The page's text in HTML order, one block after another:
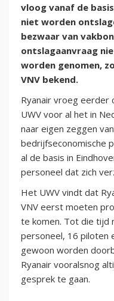
vloog vanaf de
niet worden
bezwaar van
ontslagaanvraag
worden genomen,
VNV bekend.
Ryanair vroeg eerder
UWV voor al het in
naar eigen zeggen
bedrijfseconomische
al de basis in
personeel dat zich
Het UWV vindt dat
VNV eerst moeten
te komen. Tot die
personeel, 16 piloten
gewoon worden
Ryanair vooralsnog
gesprek te gaan.